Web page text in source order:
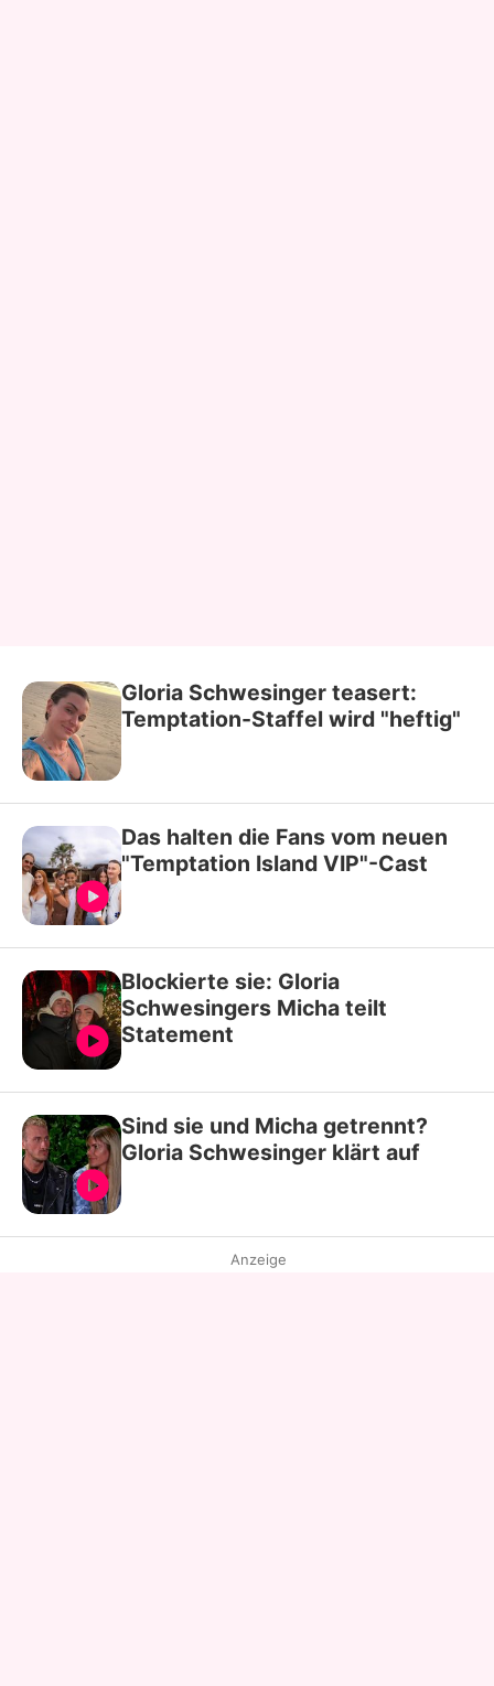
Gloria Schwesinger teasert:
Temptation-Staffel wird "heftig"
Das halten die Fans vom neuen
"Temptation Island VIP"-Cast
Blockierte sie: Gloria
Schwesingers Micha teilt
Statement
Sind sie und Micha getrennt?
Gloria Schwesinger klärt auf
Anzeige